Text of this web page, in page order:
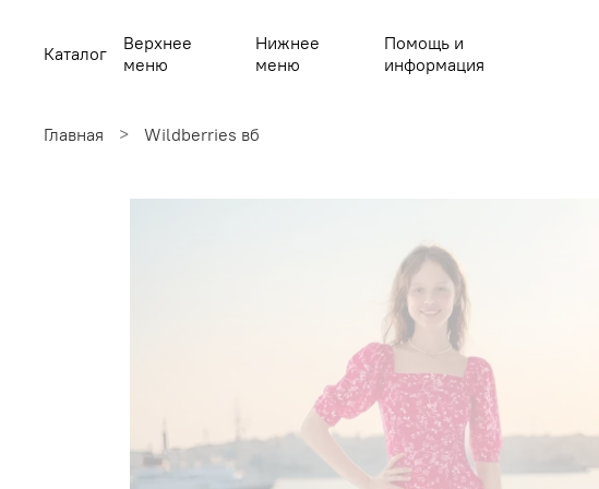
Каталог
Верхнее
меню
Нижнее
меню
Помощь и
информация
Главная Wildberries вб